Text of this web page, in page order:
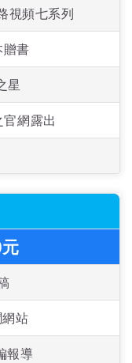
視頻七系列
書
星
網露出
站
報導